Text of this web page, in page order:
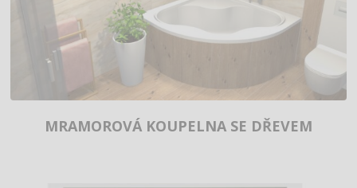
MRAMOROVÁ KOUPELNA SE DŘEVEM